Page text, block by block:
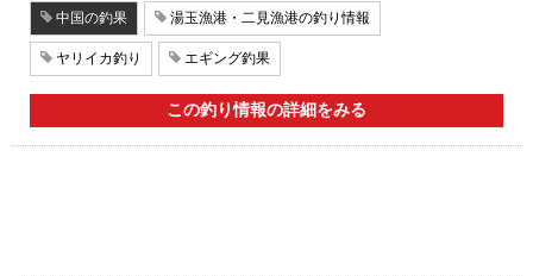
中国の釣果 湯玉漁港・二見漁港の釣り情報
ヤリイカ釣り エギング釣果
この釣り情報の詳細をみる